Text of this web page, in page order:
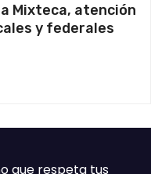
Mixteca, atención
y federales
que respeta tus